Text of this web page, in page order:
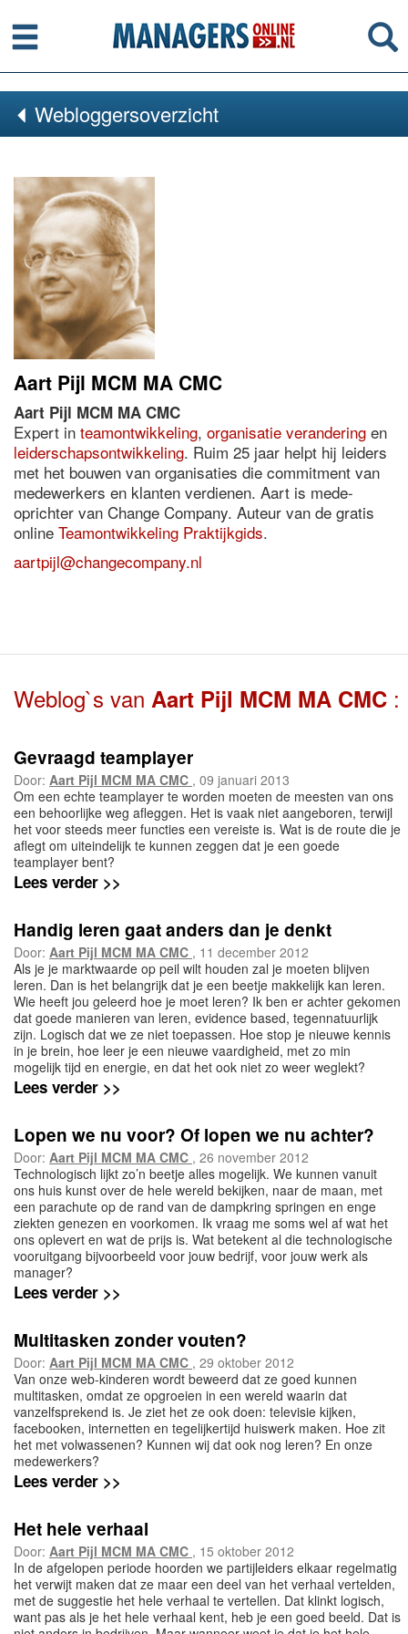
Menu
Webloggersoverzicht
Aart Pijl MCM MA CMC
Aart Pijl MCM MA CMC
Expert in teamontwikkeling, organisatie verandering en
leiderschapsontwikkeling. Ruim 25 jaar helpt hij leiders
met het bouwen van organisaties die commitment van
medewerkers en klanten verdienen. Aart is mede-
oprichter van Change Company. Auteur van de gratis
online Teamontwikkeling Praktijkgids.
aartpijl@changecompany.nl
Weblog`s van Aart Pijl MCM MA CMC :
Gevraagd teamplayer
Door: Aart Pijl MCM MA CMC , 09 januari 2013
Om een echte teamplayer te worden moeten de meesten van ons
een behoorlijke weg afleggen. Het is vaak niet aangeboren, terwijl
het voor steeds meer functies een vereiste is. Wat is de route die je
aflegt om uiteindelijk te kunnen zeggen dat je een goede
teamplayer bent?
Lees verder >>
Handig leren gaat anders dan je denkt
Door: Aart Pijl MCM MA CMC , 11 december 2012
Als je je marktwaarde op peil wilt houden zal je moeten blijven
leren. Dan is het belangrijk dat je een beetje makkelijk kan leren.
Wie heeft jou geleerd hoe je moet leren? Ik ben er achter gekomen
dat goede manieren van leren, evidence based, tegennatuurlijk
zijn. Logisch dat we ze niet toepassen. Hoe stop je nieuwe kennis
in je brein, hoe leer je een nieuwe vaardigheid, met zo min
mogelijk tijd en energie, en dat het ook niet zo weer weglekt?
Lees verder >>
Lopen we nu voor? Of lopen we nu achter?
Door: Aart Pijl MCM MA CMC , 26 november 2012
Technologisch lijkt zo’n beetje alles mogelijk. We kunnen vanuit
ons huis kunst over de hele wereld bekijken, naar de maan, met
een parachute op de rand van de dampkring springen en enge
ziekten genezen en voorkomen. Ik vraag me soms wel af wat het
ons oplevert en wat de prijs is. Wat betekent al die technologische
vooruitgang bijvoorbeeld voor jouw bedrijf, voor jouw werk als
manager?
Lees verder >>
Multitasken zonder vouten?
Door: Aart Pijl MCM MA CMC , 29 oktober 2012
Van onze web-kinderen wordt beweerd dat ze goed kunnen
multitasken, omdat ze opgroeien in een wereld waarin dat
vanzelfsprekend is. Je ziet het ze ook doen: televisie kijken,
facebooken, internetten en tegelijkertijd huiswerk maken. Hoe zit
het met volwassenen? Kunnen wij dat ook nog leren? En onze
medewerkers?
Lees verder >>
Het hele verhaal
Door: Aart Pijl MCM MA CMC , 15 oktober 2012
In de afgelopen periode hoorden we partijleiders elkaar regelmatig
het verwijt maken dat ze maar een deel van het verhaal vertelden,
met de suggestie het hele verhaal te vertellen. Dat klinkt logisch,
want pas als je het hele verhaal kent, heb je een goed beeld. Dat is